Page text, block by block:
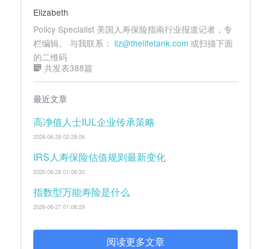
Elizabeth
Policy Specialist 美国人寿保险指南行业报道记者，专
栏编辑。 与我联系： liz@thelifetank.com 或扫描下面
的二维码
共发表388篇
最近文章
高净值人士IUL企业传承策略
2026-06-29 02:28:06
IRS人寿保险估值规则最新变化
2026-06-28 01:06:30
指数型万能寿险是什么
2026-06-27 01:08:29
阅读更多文章